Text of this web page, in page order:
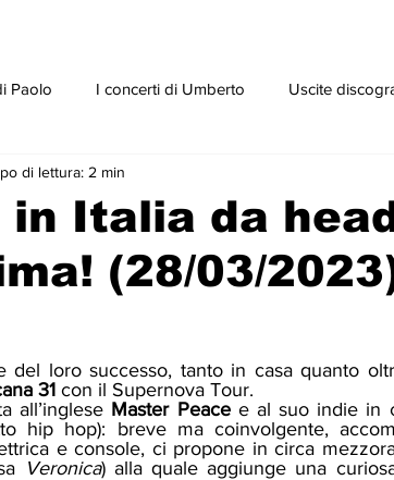
Paolo I concerti di Umberto Uscite
Playlist
in Italia da
(28/03/
di lettura: 2 min
del loro successo, tanto in casa quanto
31 con il Supernova Tour.
all’inglese Master Peace e al suo indie in
hip hop): breve ma coinvolgente,
e console, ci propone in circa
Veronica